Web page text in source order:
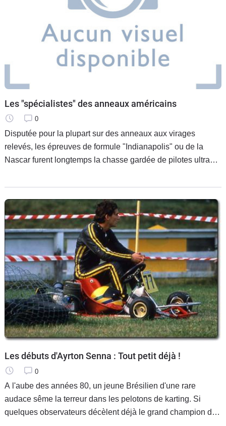
Les "spécialistes" des anneaux américains
0
Disputée pour la plupart sur des anneaux aux virages
relevés, les épreuves de formule "Indianapolis" ou de la
Nascar furent longtemps la chasse gardée de pilotes ultra
cause de
Les débuts d'Ayrton Senna : Tout petit déjà !
0
A l'aube des années 80, un jeune Brésilien d'une rare
audace sême la terreur dans les pelotons de karting. Si
quelques observateurs décèlent déjà le grand champion de